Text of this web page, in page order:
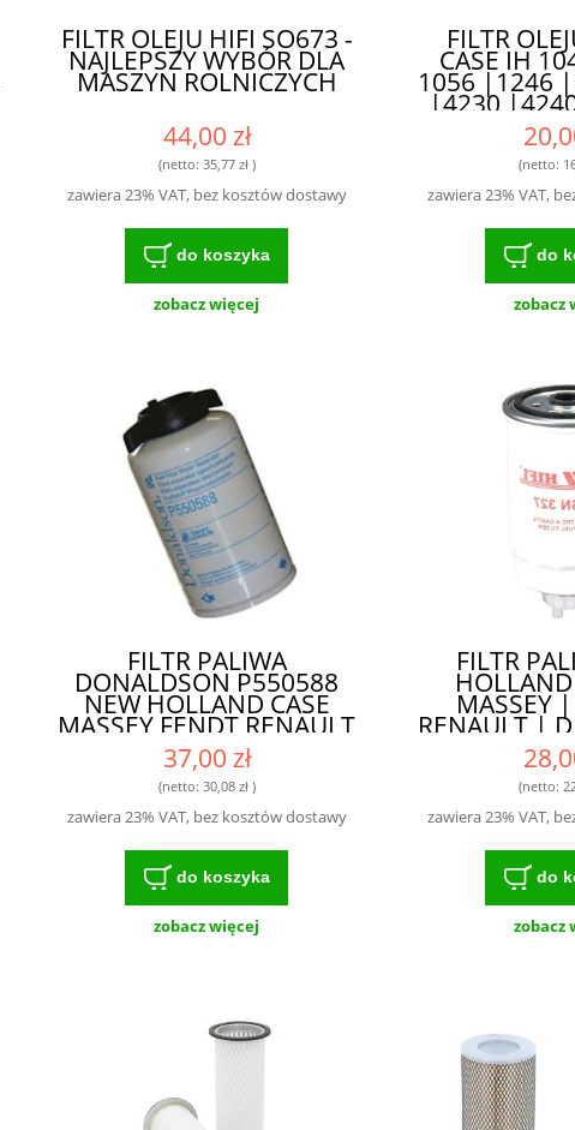
FILTR OLEJU HIFI SO673 -
NAJLEPSZY WYBÓR DLA
MASZYN ROLNICZYCH
44,00 zł
(netto: 35,77 zł)
zawiera 23% VAT, bez kosztów dostawy
do koszyka
zobacz więcej
FILTR
CASE IH
1056 |1246
|4230
|895 895 XL
XL |995 XL
|288
|595XL
|485XL
|785XL
(netto:
zawiera 23% VAT,
do
zobacz
FILTR PALIWA
DONALDSON P550588
NEW HOLLAND CASE
MASSEY FENDT RENAULT
DEUTZ 84214564
47135706 1930010
1930820 1902138
1457434107 WK842/2
26561118 SN327 -
SKUTECZNY FILTR
ZAPEWNIAJĄCY
OCHRONĘ SILNIKA
37,00 zł
(netto: 30,08 zł)
zawiera 23% VAT, bez kosztów dostawy
do koszyka
zobacz więcej
FILTR
MASSEY
RENAULT |
-
(netto:
zawiera 23% VAT,
do
zobacz